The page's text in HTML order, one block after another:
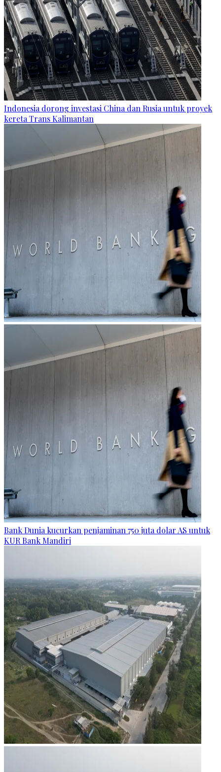
Indonesia dorong investasi China dan Rusia untuk proyek
kereta Trans Kalimantan
Bank Dunia kucurkan penjaminan 750 juta dolar AS untuk
KUR Bank Mandiri